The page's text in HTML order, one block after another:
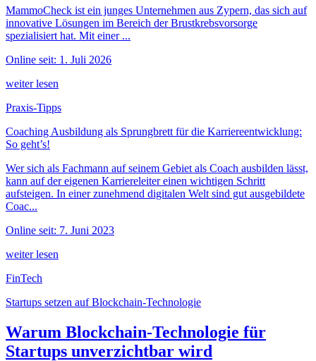
MammoCheck ist ein junges Unternehmen aus Zypern, das sich auf
innovative Lösungen im Bereich der Brustkrebsvorsorge
spezialisiert hat. Mit einer ...
Online seit: 1. Juli 2026
weiter lesen
Praxis-Tipps
Coaching Ausbildung als Sprungbrett für die Karriereentwicklung:
So geht’s!
Wer sich als Fachmann auf seinem Gebiet als Coach ausbilden lässt,
kann auf der eigenen Karriereleiter einen wichtigen Schritt
aufsteigen. In einer zunehmend digitalen Welt sind gut ausgebildete
Coac...
Online seit: 7. Juni 2023
weiter lesen
FinTech
Startups setzen auf Blockchain-Technologie
Warum Blockchain-Technologie für
Startups unverzichtbar wird